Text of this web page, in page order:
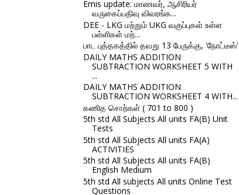
Emis update: மாணவர், ஆசிரியர்
வருகைப்பதிவு விவரங்க...
DEE - LKG மற்றும் UKG வகுப்புகள் உள்ள
பள்ளிகள் மற்...
பாட புத்தகத்தில் தவறு 13 பேருக்கு, 'நோட்டீஸ்'
DAILY MATHS ADDITION
SUBTRACTION WORKSHEET 5 WITH
...
DAILY MATHS ADDITION
SUBTRACTION WORKSHEET 4 WITH...
கணித சொற்கள் ( 701 to 800 )
5th std All Subjects All units FA(B) Unit
Tests
5th std All Subjects All units FA(A)
ACTIVITIES
5th std All Subjects All units FA(B)
English Medium
5th std All subjects All units Online Test
Questions